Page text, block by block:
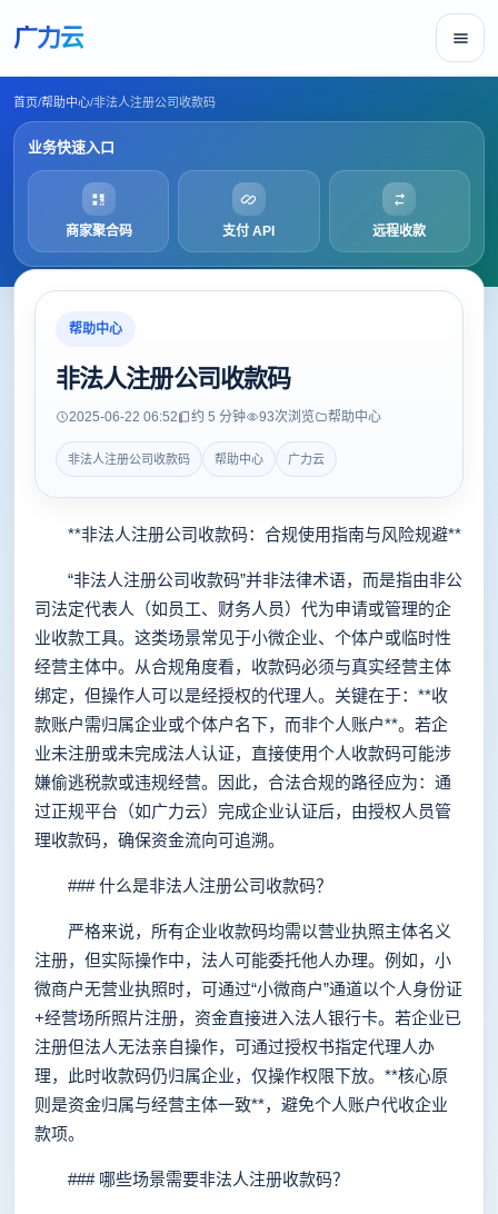
广力云
首页/帮助中心/非法人注册公司收款码
业务快速入口
商家聚合码 支付 API 远程收款
帮助中心
非法人注册公司收款码
2025-06-22 06:52 约 5 分钟 93次浏览 帮助中心
非法人注册公司收款码 帮助中心 广力云
**非法人注册公司收款码：合规使用指南与风险规避**
“非法人注册公司收款码”并非法律术语，而是指由非公
司法定代表人（如员工、财务人员）代为申请或管理的企
业收款工具。这类场景常见于小微企业、个体户或临时性
经营主体中。从合规角度看，收款码必须与真实经营主体
绑定，但操作人可以是经授权的代理人。关键在于：**收
款账户需归属企业或个体户名下，而非个人账户**。若企
业未注册或未完成法人认证，直接使用个人收款码可能涉
嫌偷逃税款或违规经营。因此，合法合规的路径应为：通
过正规平台（如广力云）完成企业认证后，由授权人员管
理收款码，确保资金流向可追溯。
### 什么是非法人注册公司收款码？
严格来说，所有企业收款码均需以营业执照主体名义
注册，但实际操作中，法人可能委托他人办理。例如，小
微商户无营业执照时，可通过“小微商户”通道以个人身份证
+经营场所照片注册，资金直接进入法人银行卡。若企业已
注册但法人无法亲自操作，可通过授权书指定代理人办
理，此时收款码仍归属企业，仅操作权限下放。**核心原
则是资金归属与经营主体一致**，避免个人账户代收企业
款项。
### 哪些场景需要非法人注册收款码？